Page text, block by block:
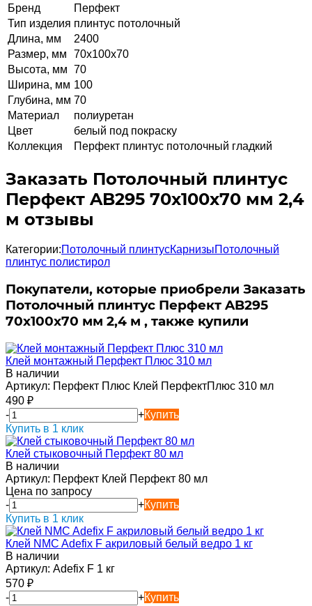
Бренд
Перфект
Тип изделия плинтус потолочный
Длина, мм
2400
Размер, мм
70х100х70
Высота, мм 70
Ширина, мм 100
Глубина, мм 70
Материал
полиуретан
Цвет
белый под покраску
Коллекция
Перфект плинтус потолочный гладкий
Заказать Потолочный плинтус
Перфект AB295 70х100х70 мм 2,4
м отзывы
Категории:Потолочный плинтусКарнизыПотолочный
плинтус полистирол
Покупатели, которые приобрели Заказать
Потолочный плинтус Перфект AB295
70х100х70 мм 2,4 м , также купили
Клей монтажный Перфект Плюс 310 мл
В наличии
Артикул: Перфект Плюс Клей ПерфектПлюс 310 мл
490 ₽
-
+Купить
Купить в 1 клик
Клей стыковочный Перфект 80 мл
В наличии
Артикул: Перфект Клей Перфект 80 мл
Цена по запросу
-
+Купить
Купить в 1 клик
Клей NMC Adefix F акриловый белый ведро 1 кг
В наличии
Артикул: Adefix F 1 кг
570 ₽
-
+Купить